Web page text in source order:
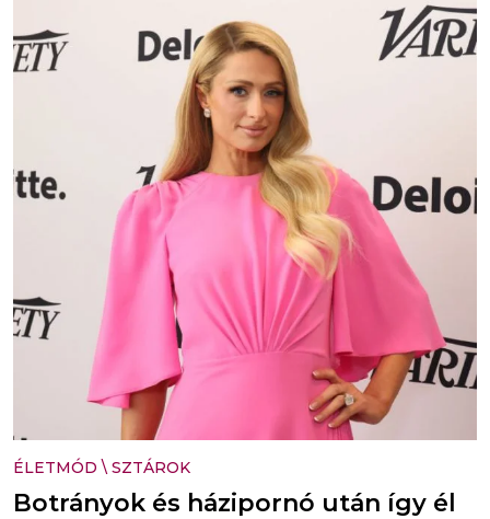
ÉLETMÓD \ SZTÁROK
Botrányok és házipornó után így él